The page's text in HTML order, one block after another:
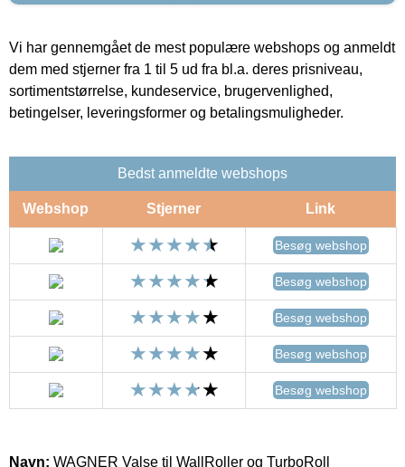
Vi har gennemgået de mest populære webshops og anmeldt
dem med stjerner fra 1 til 5 ud fra bl.a. deres prisniveau,
sortimentstørrelse, kundeservice, brugervenlighed,
betingelser, leveringsformer og betalingsmuligheder.
Bedst anmeldte webshops
Webshop Stjerner Link
Besøg webshop
Besøg webshop
Besøg webshop
Besøg webshop
Besøg webshop
Navn: WAGNER Valse til WallRoller og TurboRoll